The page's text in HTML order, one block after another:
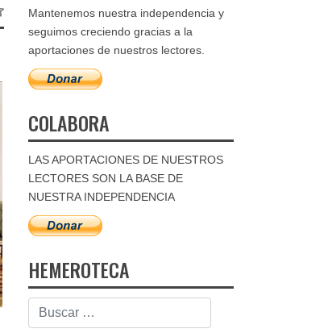
Mantenemos nuestra independencia y
seguimos creciendo gracias a la
aportaciones de nuestros lectores.
COLABORA
LAS APORTACIONES DE NUESTROS
LECTORES SON LA BASE DE
NUESTRA INDEPENDENCIA
HEMEROTECA